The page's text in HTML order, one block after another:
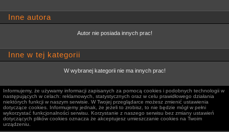
Inne autora
Autor nie posiada innych prac!
Inne w tej kategorii
W wybranej kategorii nie ma innych prac!
Informujemy, że używamy informacji zapisanych za pomocą cookies i podobnych technologii w
następujących w celach: reklamowych, statystycznych oraz w celu prawidłowego działania
niektórych funkcji w naszym serwisie. W Twojej przeglądarce możesz zmienić ustawienia
dotyczące cookies. Informujemy jednak, że jeżeli to zrobisz, to nie będzie mógł w pełni
wykorzystać funkcjonalności serwisu. Korzystanie z naszego serwisu bez zmiany ustawień
dotyczących plików cookies oznacza że akceptujesz umieszczanie cookies na Twoim
urządzeniu.